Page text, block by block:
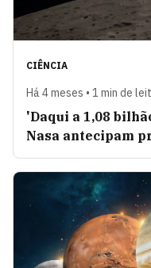
CIÊNCIA
Há 4 meses • 1 min de
'Daqui a 1,08
Nasa antecipam